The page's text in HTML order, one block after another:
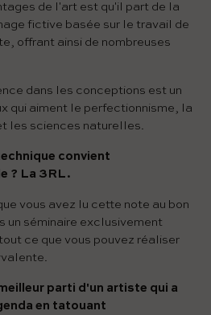
de l'art est qu'il part de la
fictive basée sur le travail de
offrant ainsi de nombreuses
dans les conceptions est un
qui aiment le perfectionnisme, la
les sciences naturelles.
convient
? La 3RL.
vous avez lu cette note au bon
un séminaire exclusivement
ce que vous pouvez réaliser
parti d'un artiste qui a
en tatouant